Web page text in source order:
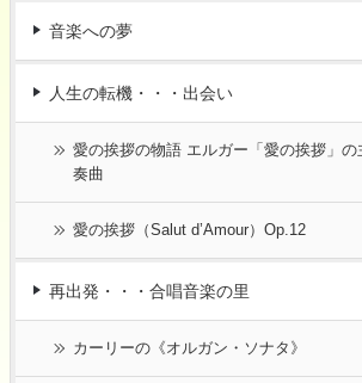
音楽への夢
人生の転機・・・出会い
愛の挨拶の物語 エルガー「愛の挨拶」
奏曲
愛の挨拶（Salut d’Amour）Op.12
再出発・・・合唱音楽の里
カーリーの《オルガン・ソナタ》